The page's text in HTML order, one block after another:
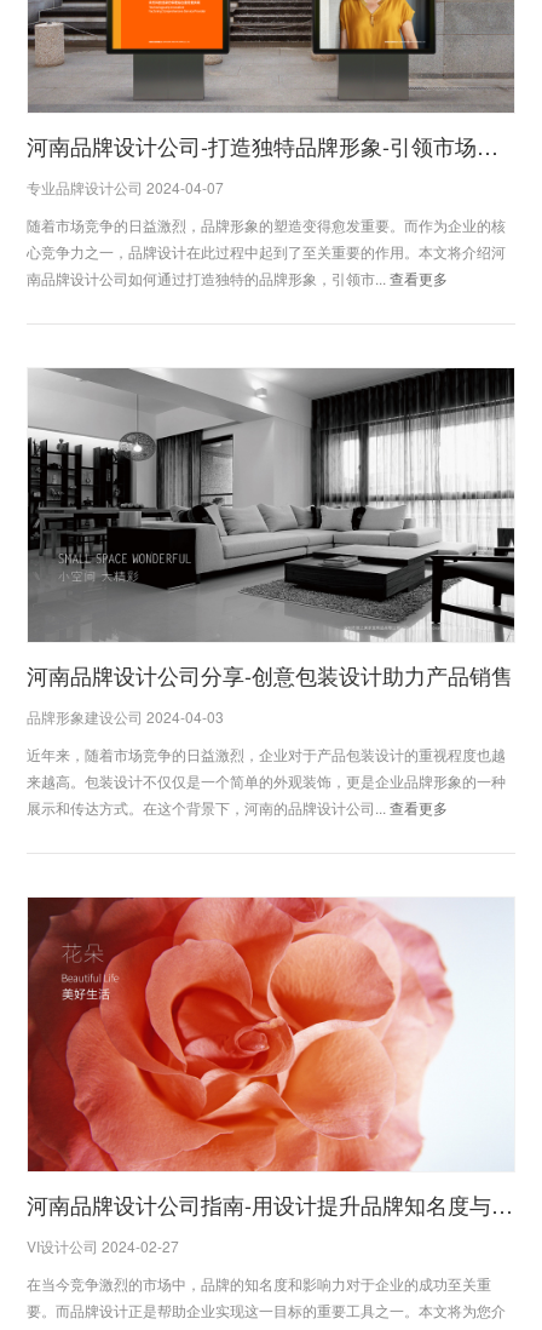
河南品牌设计公司-打造独特品牌形象-引领市场潮流
专业品牌设计公司 2024-04-07
随着市场竞争的日益激烈，品牌形象的塑造变得愈发重要。而作为企业的核
心竞争力之一，品牌设计在此过程中起到了至关重要的作用。本文将介绍河
南品牌设计公司如何通过打造独特的品牌形象，引领市...查看更多
河南品牌设计公司分享-创意包装设计助力产品销售
品牌形象建设公司 2024-04-03
近年来，随着市场竞争的日益激烈，企业对于产品包装设计的重视程度也越
来越高。包装设计不仅仅是一个简单的外观装饰，更是企业品牌形象的一种
展示和传达方式。在这个背景下，河南的品牌设计公司...查看更多
河南品牌设计公司指南-用设计提升品牌知名度与影响力
VI设计公司 2024-02-27
在当今竞争激烈的市场中，品牌的知名度和影响力对于企业的成功至关重
要。而品牌设计正是帮助企业实现这一目标的重要工具之一。本文将为您介